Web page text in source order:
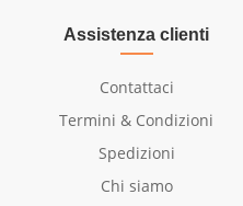
Assistenza clienti
Contattaci
Termini & Condizioni
Spedizioni
Chi siamo